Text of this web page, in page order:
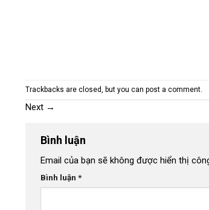
Trackbacks are closed, but you can post a comment
Next →
Bình luận
Email của bạn sẽ không được hiển thị
Bình luận *